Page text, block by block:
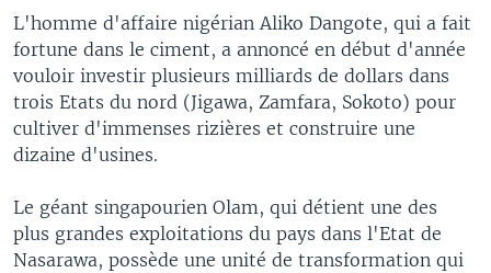
L'homme d'affaire nigérian Aliko Dangote, qui a fait
fortune dans le ciment, a annoncé en début d'année
vouloir investir plusieurs milliards de dollars dans
trois Etats du nord (Jigawa, Zamfara, Sokoto) pour
cultiver d'immenses rizières et construire une
dizaine d'usines.
Le géant singapourien Olam, qui détient une des
plus grandes exploitations du pays dans l'Etat de
Nasarawa, possède une unité de transformation qui